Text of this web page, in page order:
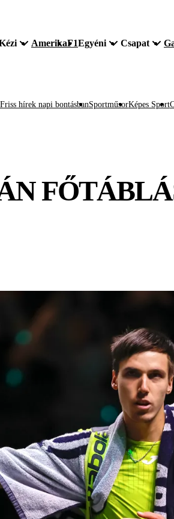
AmerikaF1Egyéni Csapat
Friss hírek napi bontásbanSportműsorKépes Sport